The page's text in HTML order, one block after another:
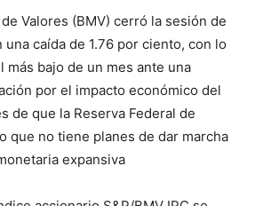
Valores (BMV) cerró la sesión de
caída de 1.76 por ciento, con lo
más bajo de un mes ante una
por el impacto económico del
de que la Reserva Federal de
que no tiene planes de dar marcha
expansiva